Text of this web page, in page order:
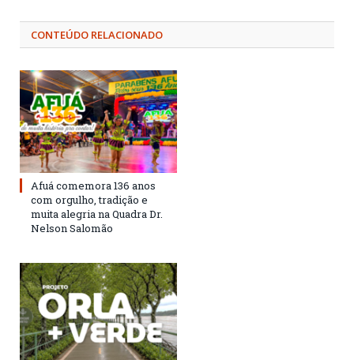
CONTEÚDO RELACIONADO
Afuá comemora 136 anos
com orgulho, tradição e
muita alegria na Quadra Dr.
Nelson Salomão